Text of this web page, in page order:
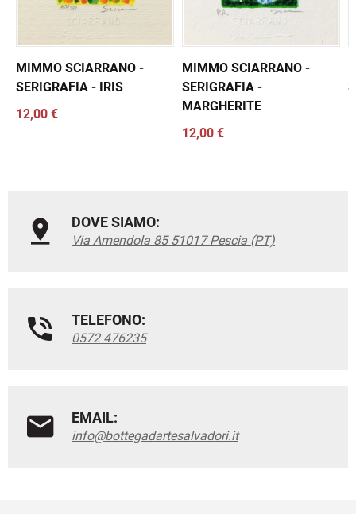
MIMMO SCIARRANO -
SERIGRAFIA - IRIS
12,00 €
MIMMO SCIARRANO -
SERIGRAFIA -
MARGHERITE
12,00 €
DOVE SIAMO:
Via Amendola 85 51017 Pescia (PT)
TELEFONO:
0572 476235
EMAIL:
info@bottegadartesalvadori.it